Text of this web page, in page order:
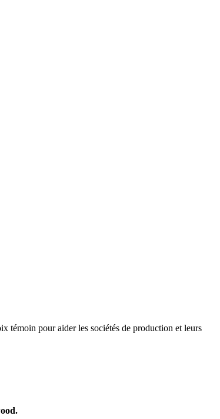
témoin pour aider les sociétés de production et leurs